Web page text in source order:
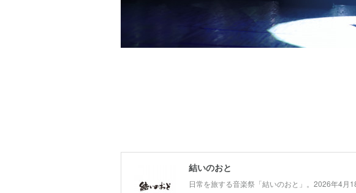
結いのおと
日常を旅する音楽祭「結いのおと」。2026年4月